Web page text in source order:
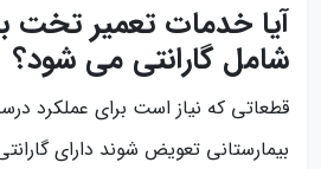
آیا خدمات تعمیر تخت
شامل گارانتی می‌ شود؟
قطعاتی که نیاز است برای عملکرد
بیمارستانی تعویض شوند دارای